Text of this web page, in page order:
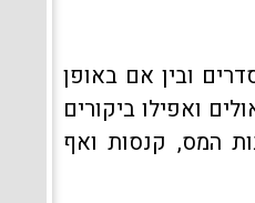
ובין אם באופן
ואפילו ביקורים
המס, קנסות ואף